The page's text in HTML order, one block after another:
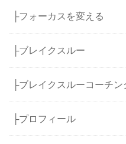
├フォーカスを変える
├ブレイクスルー
├ブレイクスルーコーチン
├プロフィール